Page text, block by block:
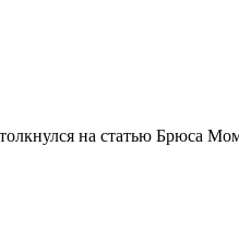
на статью Брюса